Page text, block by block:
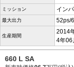
ミッション イン
最大出力 52ps/
生産期間
2014
4年06
660 L SA